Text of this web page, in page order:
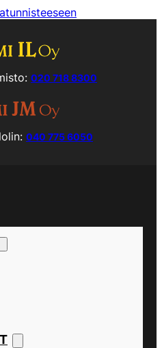
020 718 8300
040 775 6050